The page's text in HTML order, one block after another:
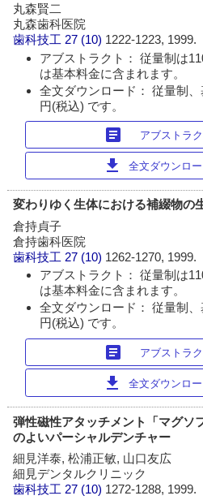
丸森賢二
丸森歯科医院
歯科技工 27 (10) 1222-1223, 1999.
アブストラクト： 従量制は
は基本料金に含まれます。
全文ダウンロード： 従量制
円(税込) です。
article アブストラ
download 全文ダウンロ
変わりゆく生体における補綴物の
倉持貞子
倉持歯科医院
歯科技工 27 (10) 1262-1270, 1999.
アブストラクト： 従量制は
は基本料金に含まれます。
全文ダウンロード： 従量制
円(税込) です。
article アブストラ
download 全文ダウンロ
弾性磁性アタッチメント「マグソ
のよいパーシャルデンチャー
細見洋泰, 松浦正敏, 山口友広
細見デンタルクリニック
歯科技工 27 (10) 1272-1288, 1999.